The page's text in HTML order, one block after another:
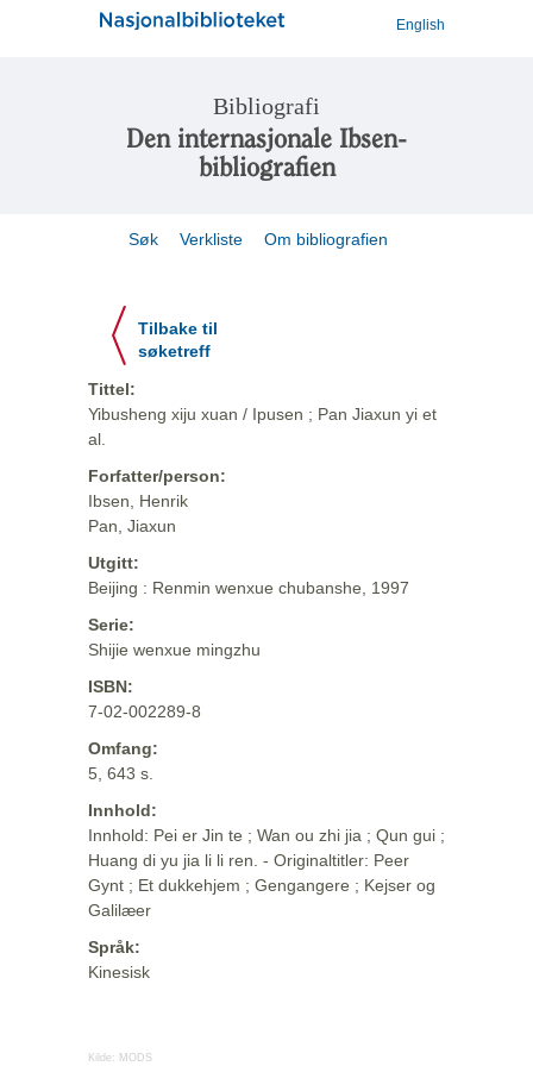
English
Bibliografi
Den internasjonale Ibsen-
bibliografien
Søk Verkliste Om bibliografien
Tilbake til
søketreff
Tittel:
Yibusheng xiju xuan / Ipusen ; Pan Jiaxun yi et
al.
Forfatter/person:
Ibsen, Henrik
Pan, Jiaxun
Utgitt:
Beijing : Renmin wenxue chubanshe, 1997
Serie:
Shijie wenxue mingzhu
ISBN:
7-02-002289-8
Omfang:
5, 643 s.
Innhold:
Innhold: Pei er Jin te ; Wan ou zhi jia ; Qun gui ;
Huang di yu jia li li ren. - Originaltitler: Peer
Gynt ; Et dukkehjem ; Gengangere ; Kejser og
Galilæer
Språk:
Kinesisk
Kilde: MODS